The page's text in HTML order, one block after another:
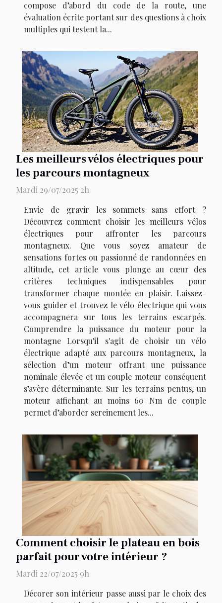
compose d’abord du code de la route, une
évaluation écrite portant sur des questions à choix
multiples qui testent la...
Les meilleurs vélos électriques pour
les parcours montagneux
Mardi 29/07/2025 2h
Envie de gravir les sommets sans effort ?
Découvrez comment choisir les meilleurs vélos
électriques pour affronter les parcours
montagneux. Que vous soyez amateur de
sensations fortes ou passionné de randonnées en
altitude, cet article vous plonge au cœur des
critères techniques indispensables pour
transformer chaque montée en plaisir. Laissez-
vous guider et trouvez le vélo électrique qui vous
accompagnera sur tous les terrains escarpés.
Comprendre la puissance du moteur pour la
montagne Lorsqu'il s'agit de choisir un vélo
électrique adapté aux parcours montagneux, la
sélection d’un moteur offrant une puissance
nominale élevée et un couple moteur conséquent
s’avère déterminante. Sur les terrains pentus, un
moteur affichant au moins 60 Nm de couple
permet d’aborder sereinement les...
Comment choisir le plateau en bois
parfait pour votre intérieur ?
Mardi 22/07/2025 9h
Décorer son intérieur passe aussi par le choix des